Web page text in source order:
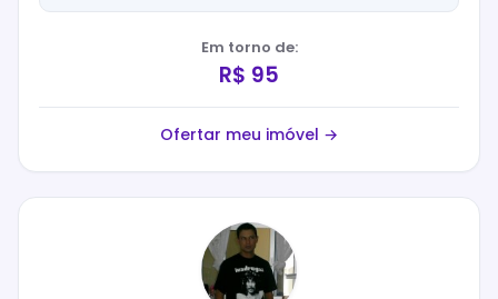
Em torno de:
R$ 95
Ofertar meu imóvel →